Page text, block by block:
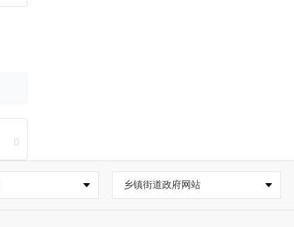
乡镇街道政府网站